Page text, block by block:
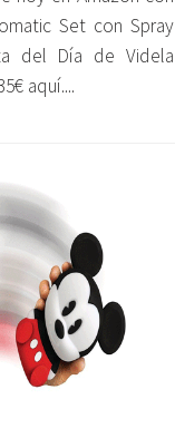
Set con Spray
del Día de Videla
aquí....